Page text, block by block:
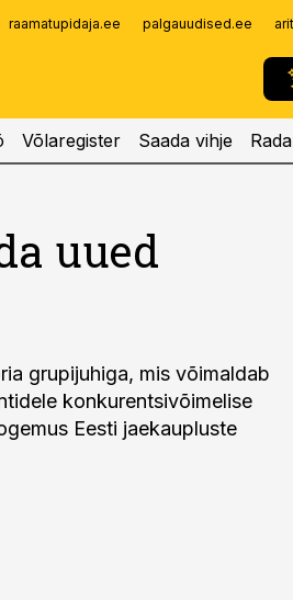
raamatupidaja.ee palgauudised.ee
Võlaregister Saada vihje
uued
grupijuhiga, mis võimaldab
konkurentsivõimelise
Eesti jaekaupluste